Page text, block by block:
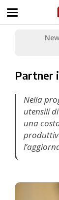
Partner
Nella
utensili
una